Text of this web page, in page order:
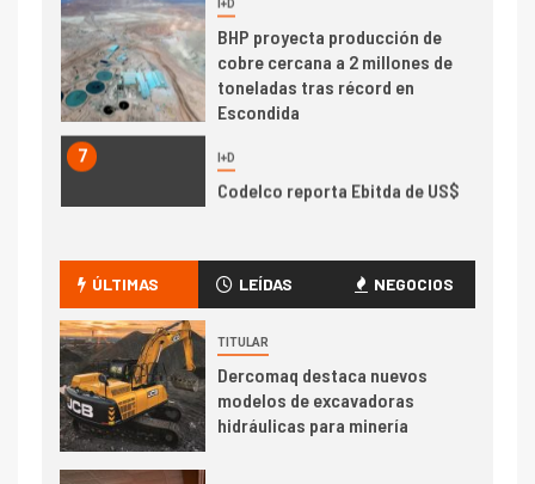
toneladas tras récord en
Escondida
7 I+D
Codelco reporta Ebitda de US$
indicadores financieros
camión 100% eléctrico para
transportar cátodos al Puerto
2
Producción minera en mayo de
ÚLTIMAS LEÍDAS NEGOCIOS
TITULAR
Dercomaq destaca nuevos
modelos de excavadoras
hidráulicas para minería